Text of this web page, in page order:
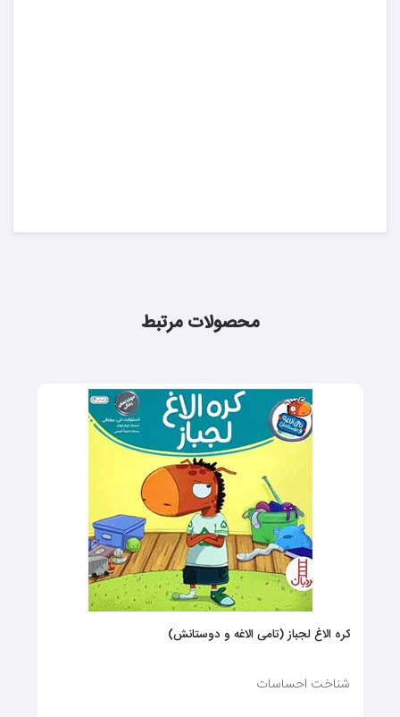
محصولات مرتبط
کره الاغ لجباز (تامی الاغه و دوستانش)
شناخت احساسات